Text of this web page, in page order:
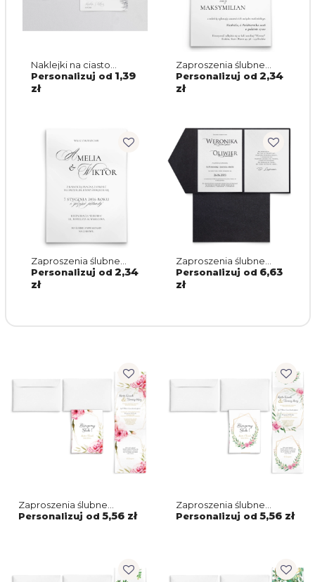
Naklejki na ciasto
weselne Frozen Motyw
1
Personalizuj od 1,39
zł
Zaproszenia ślubne
Affection - Motyw 2
Personalizuj od 2,34
zł
Zaproszenia ślubne
Date - Motyw 2
Personalizuj od 2,34
zł
Zaproszenia ślubne
w Etui, Folder
Minimalistyczne motyw
2
Personalizuj od 6,63
zł
Zaproszenia ślubne
Harmonijka - Flowers &
Frame Motyw 5
Personalizuj od 5,56 zł
Zaproszenia ślubne
Harmonijka - Flowers &
Frame Motyw 4
Personalizuj od 5,56 zł